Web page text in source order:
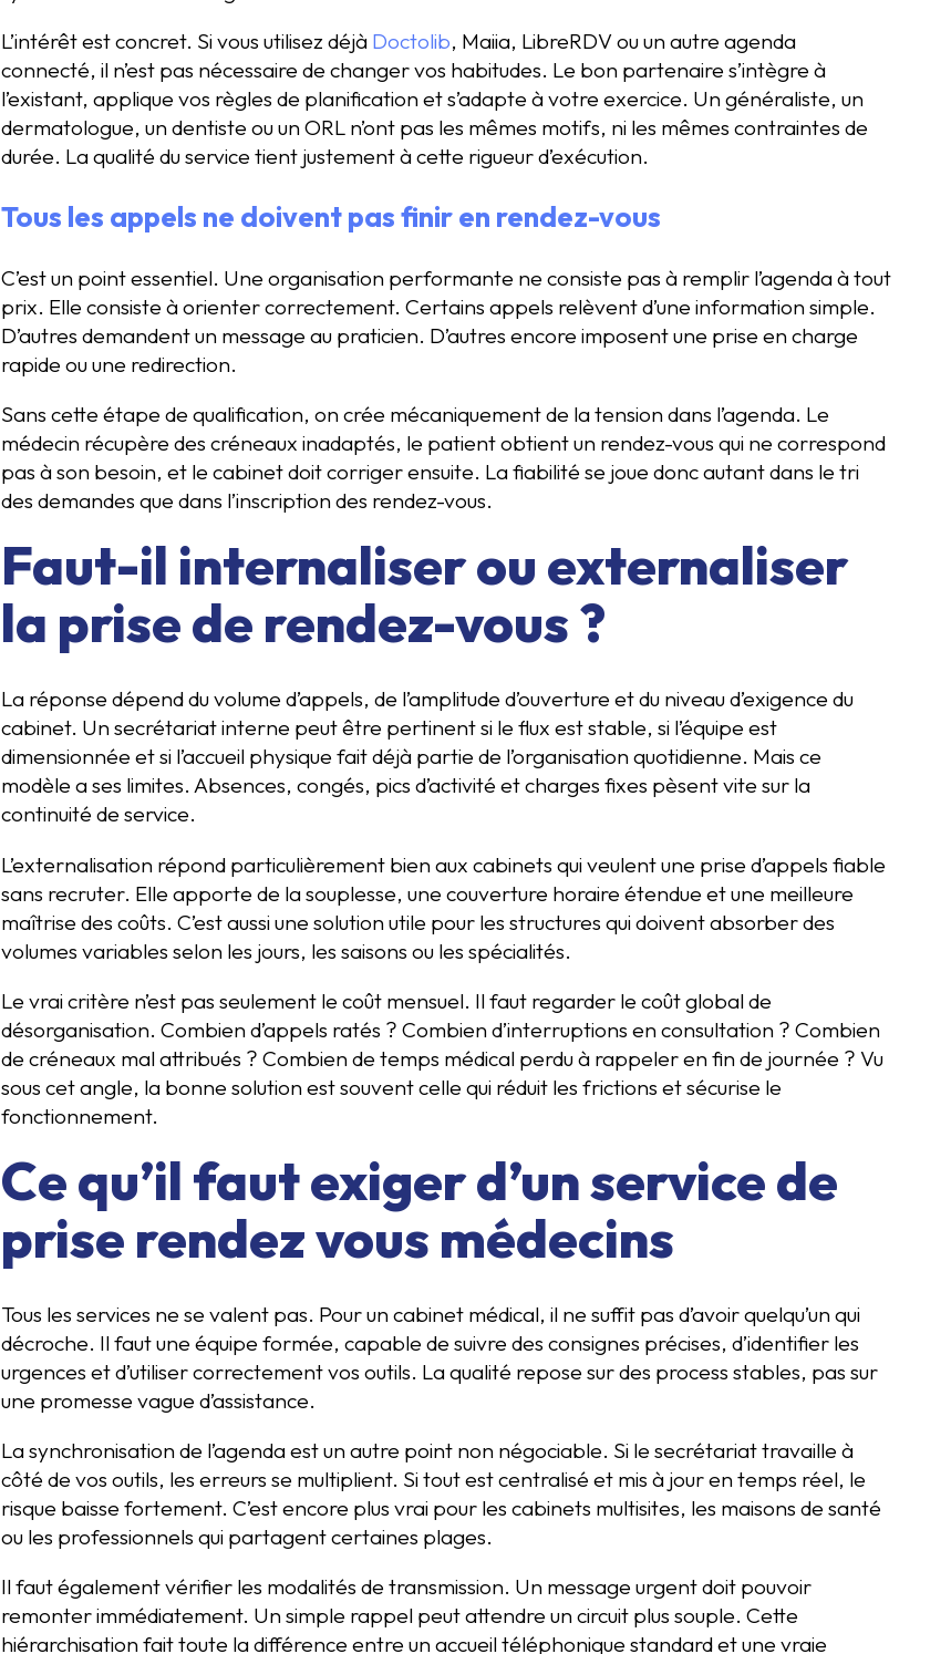
L’intérêt est concret. Si vous utilisez déjà Doctolib, Maiia, LibreRDV ou un autre agenda
connecté, il n’est pas nécessaire de changer vos habitudes. Le bon partenaire s’intègre à
l’existant, applique vos règles de planification et s’adapte à votre exercice. Un généraliste, un
dermatologue, un dentiste ou un ORL n’ont pas les mêmes motifs, ni les mêmes contraintes de
durée. La qualité du service tient justement à cette rigueur d’exécution.
Tous les appels ne doivent pas finir en rendez-vous
C’est un point essentiel. Une organisation performante ne consiste pas à remplir l’agenda à tout
prix. Elle consiste à orienter correctement. Certains appels relèvent d’une information simple.
D’autres demandent un message au praticien. D’autres encore imposent une prise en charge
rapide ou une redirection.
Sans cette étape de qualification, on crée mécaniquement de la tension dans l’agenda. Le
médecin récupère des créneaux inadaptés, le patient obtient un rendez-vous qui ne correspond
pas à son besoin, et le cabinet doit corriger ensuite. La fiabilité se joue donc autant dans le tri
des demandes que dans l’inscription des rendez-vous.
Faut-il internaliser ou externaliser
la prise de rendez-vous ?
La réponse dépend du volume d’appels, de l’amplitude d’ouverture et du niveau d’exigence du
cabinet. Un secrétariat interne peut être pertinent si le flux est stable, si l’équipe est
dimensionnée et si l’accueil physique fait déjà partie de l’organisation quotidienne. Mais ce
modèle a ses limites. Absences, congés, pics d’activité et charges fixes pèsent vite sur la
continuité de service.
L’externalisation répond particulièrement bien aux cabinets qui veulent une prise d’appels fiable
sans recruter. Elle apporte de la souplesse, une couverture horaire étendue et une meilleure
maîtrise des coûts. C’est aussi une solution utile pour les structures qui doivent absorber des
volumes variables selon les jours, les saisons ou les spécialités.
Le vrai critère n’est pas seulement le coût mensuel. Il faut regarder le coût global de
désorganisation. Combien d’appels ratés ? Combien d’interruptions en consultation ? Combien
de créneaux mal attribués ? Combien de temps médical perdu à rappeler en fin de journée ? Vu
sous cet angle, la bonne solution est souvent celle qui réduit les frictions et sécurise le
fonctionnement.
Ce qu’il faut exiger d’un service de
prise rendez vous médecins
Tous les services ne se valent pas. Pour un cabinet médical, il ne suffit pas d’avoir quelqu’un qui
décroche. Il faut une équipe formée, capable de suivre des consignes précises, d’identifier les
urgences et d’utiliser correctement vos outils. La qualité repose sur des process stables, pas sur
une promesse vague d’assistance.
La synchronisation de l’agenda est un autre point non négociable. Si le secrétariat travaille à
côté de vos outils, les erreurs se multiplient. Si tout est centralisé et mis à jour en temps réel, le
risque baisse fortement. C’est encore plus vrai pour les cabinets multisites, les maisons de santé
ou les professionnels qui partagent certaines plages.
Il faut également vérifier les modalités de transmission. Un message urgent doit pouvoir
remonter immédiatement. Un simple rappel peut attendre un circuit plus souple. Cette
hiérarchisation fait toute la différence entre un accueil téléphonique standard et une vraie